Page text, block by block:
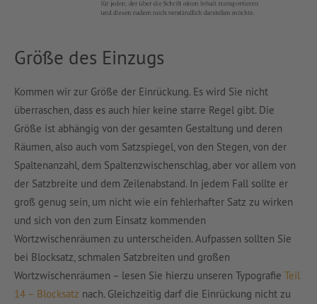
Größe des Einzugs
Kommen wir zur Größe der Einrückung. Es wird Sie nicht
überraschen, dass es auch hier keine starre Regel gibt. Die
Größe ist abhängig von der gesamten Gestaltung und deren
Räumen, also auch vom Satzspiegel, von den Stegen, von der
Spaltenanzahl, dem Spaltenzwischenschlag, aber vor allem von
der Satzbreite und dem Zeilenabstand. In jedem Fall sollte er
groß genug sein, um nicht wie ein fehlerhafter Satz zu wirken
und sich von den zum Einsatz kommenden
Wortzwischenräumen zu unterscheiden. Aufpassen sollten Sie
bei Blocksatz, schmalen Satzbreiten und großen
Wortzwischenräumen – lesen Sie hierzu unseren Typografie Teil
14 – Blocksatz nach. Gleichzeitig darf die Einrückung nicht zu